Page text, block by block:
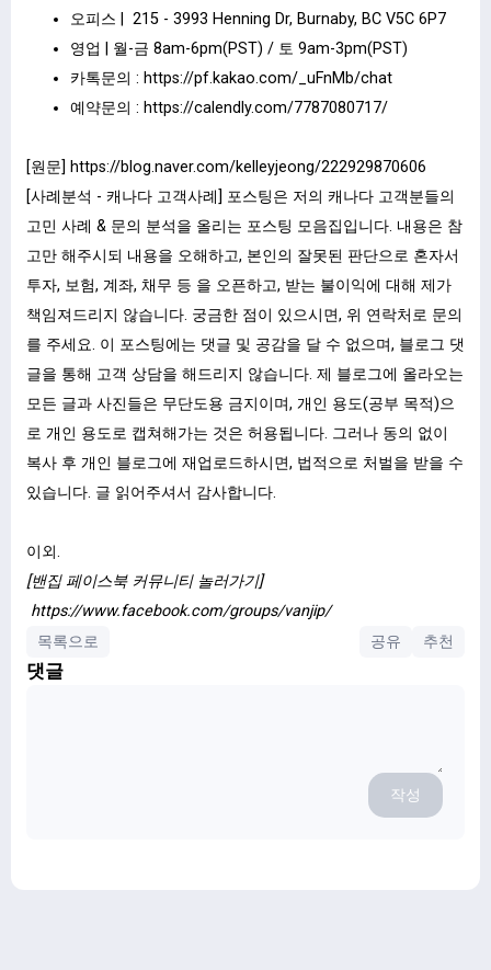
오피스 | 215 - 3993 Henning Dr, Burnaby, BC V5C 6P7
영업 | 월-금 8am-6pm(PST) / 토 9am-3pm(PST)
카톡문의 : https://pf.kakao.com/_uFnMb/chat
예약문의 : https://calendly.com/7787080717/
[원문] https://blog.naver.com/kelleyjeong/222929870606
[사례분석 - 캐나다 고객사례] 포스팅은 저의 캐나다 고객분들의
고민 사례 & 문의 분석을 올리는 포스팅 모음집입니다. 내용은 참
고만 해주시되 내용을 오해하고, 본인의 잘못된 판단으로 혼자서
투자, 보험, 계좌, 채무 등 을 오픈하고, 받는 불이익에 대해 제가
책임져드리지 않습니다. 궁금한 점이 있으시면, 위 연락처로 문의
를 주세요. 이 포스팅에는 댓글 및 공감을 달 수 없으며, 블로그 댓
글을 통해 고객 상담을 해드리지 않습니다. 제 블로그에 올라오는
모든 글과 사진들은 무단도용 금지이며, 개인 용도(공부 목적)으
로 개인 용도로 캡쳐해가는 것은 허용됩니다. 그러나 동의 없이
복사 후 개인 블로그에 재업로드하시면, 법적으로 처벌을 받을 수
있습니다. 글 읽어주셔서 감사합니다.
이외.
[밴집 페이스북 커뮤니티 놀러가기]
https://www.facebook.com/groups/vanjip/
목록으로
공유 추천
댓글
작성